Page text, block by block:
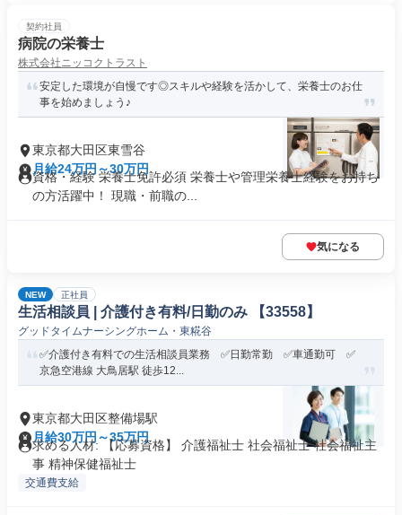
契約社員
病院の栄養士
株式会社ニッコクトラスト
安定した環境が自慢です◎スキルや経験を活かして、栄養士のお仕
事を始めましょう♪
東京都大田区東雪谷
月給24万円～30万円
資格・経験 栄養士免許必須 栄養士や管理栄養士経験をお持ち
の方活躍中！ 現職・前職の...
気になる
NEW 正社員
生活相談員 | 介護付き有料/日勤のみ 【33558】
グッドタイムナーシングホーム・東糀谷
✅介護付き有料での生活相談員業務 ✅日勤常勤 ✅車通勤可 ✅
京急空港線 大鳥居駅 徒歩12...
東京都大田区整備場駅
月給30万円～35万円
求める人材: 【応募資格】 介護福祉士 社会福祉士 社会福祉主
事 精神保健福祉士
交通費支給